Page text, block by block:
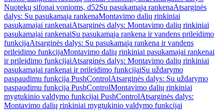
Nuotekų sifonai vonioms, d52Su pasukamąja rankenaAtsarginės
dalys: Su pasukamąja rankenaMontavimo dalių rinkiniai
pasukamajai rankenaiAtsarginės dalys: Montavimo dalių rinkiniai
pasukamajai rankenaiSu pasukamąja rankena ir vandens prileidimo
funkcijaAtsarginės dalys: Su pasukamąja rankena ir vandens
prileidimo funkcijaMontavimo dalių rinkiniai pasukamajai rankenai
ir prileidimo funkcijaiAtsarginės dalys: Montavimo dalių rinkiniai
pasukamajai rankenai ir prileidimo funkcijaiSu uždarymo
paspaudimu funkcija PushControlAtsarginės dalys: Su uždarymo
paspaudimu funkcija PushControlMontavimo dalių rinkiniai
mygtukinio valdymo funkcijai PushControlAtsarginės dalys:
Montavimo dalių rinkiniai mygtukinio valdymo funkcijai